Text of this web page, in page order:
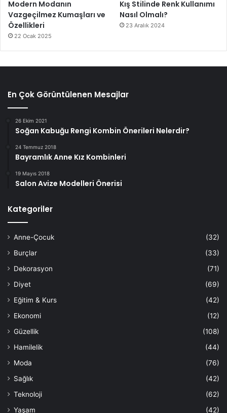
Modern Modanın
Vazgeçilmez Kumaşları ve
Özellikleri
22 Ocak 2025
Kış Stilinde Renk Kullanımı
Nasıl Olmalı?
23 Aralık 2024
En Çok Görüntülenen Mesajlar
26 Ekim 2021
Soğan Kabuğu Rengi Kombin Önerileri Nelerdir?
24 Temmuz 2018
Bayramlık Anne Kız Kombinleri
19 Mayıs 2018
Salon Avize Modelleri Önerisi
Kategoriler
Anne-Çocuk
(32)
Burçlar
(33)
Dekorasyon
(71)
Diyet
(69)
Eğitim & Kurs
(42)
Ekonomi
(12)
Güzellik
(108)
Hamilelik
(44)
Moda
(76)
Sağlık
(42)
Teknoloji
(62)
Yaşam
(42)